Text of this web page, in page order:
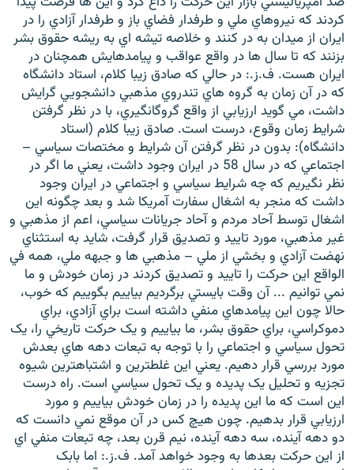
کردند که نيروهاي ملي و طرفدار فضاي باز و طرفدار آزادي را در
ايران از ميدان به در کنند و خلاصه تيشه اي به ريشه حقوق بشر
بزنند که تا سال ها در واقع عواقب و پيامدهايش همچنان در
ايران هست. ف.ز.: در حالي که صادق زيبا کلام، استاد دانشگاه
که در آن زمان به گروه هاي تندروي مذهبي دانشجويي گرايش
داشت، مي گويد ارزيابي از واقع گروگانگيري، با در نظر گرفتن
شرايط زمان وقوع، درست است. صادق زيبا کلام (استاد
دانشگاه): بدون در نظر گرفتن آن شرايط و مختصات سياسي –
اجتماعي که در سال 58 در ايران وجود داشت، يعني ما اگر در
نظر نگيريم که چه شرايط سياسي و اجتماعي در ايران وجود
داشت که منجر به اشغال سفارت آمريکا شد و بعد چگونه اين
اشغال توسط آحاد مردم و آحاد جريانات سياسي، اعم از مذهبي و
غير مذهبي، مورد تاييد و تصديق قرار گرفت، شايد به استثناي
نهضت آزادي و بخشي از ملي – مذهبي ها و جبهه ملي، همه في
الواقع اين حرکت را تاييد و تصديق کردند در زمان خودش و ما
نمي توانيم ... آن وقت بايستي برگرديم بياييم بگوييم که خوب،
حالا چون اين پيامدهاي منفي داشته است براي آزادي، براي
دموکراسي، براي حقوق بشر، ما بياييم و يک حرکت تاريخي را، يک
تحول سياسي و اجتماعي را با توجه به تبعات دهه هاي بعدش
مورد بررسي قرار دهيم. يعني اين غلطترين و اشتباهترين شيوه
تجزيه و تحليل يک پديده و يک تحول سياسي است. راه درست
اين است که ما اين پديده را در زمان خودش بياييم و مورد
ارزيابي قرار بدهيم. چون هيچ کس در آن موقع نمي دانست که
دو دهه آينده، سه دهه آينده، نيم قرن بعد، چه تبعات منفي اي
از اين حرکت بعدها به وجود خواهد آمد. ف.ز.: اما بابک